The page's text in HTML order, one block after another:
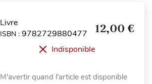
Livre
ISBN : 9782729880477 12,00 €
Indisponible
M'avertir quand l'article est disponible